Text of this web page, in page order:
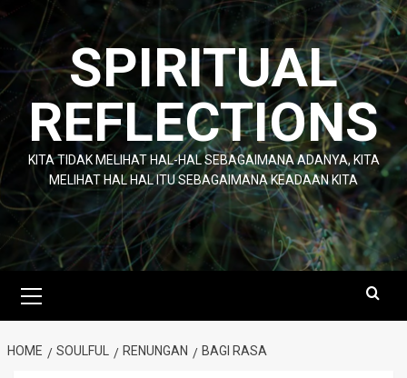
Skip
content
SPIRITUAL
REFLECTIONS
KITA TIDAK MELIHAT HAL-HAL SEBAGAIMANA ADANYA, KITA
MELIHAT HAL HAL ITU SEBAGAIMANA KEADAAN KITA
Menu
HOME SOULFUL RENUNGAN BAGI RASA